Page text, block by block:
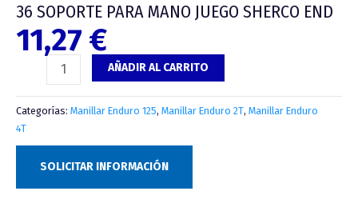
36 SOPORTE PARA MANO JUEGO SHERCO END
11,27 €
AÑADIR AL CARRITO
Categorías: Manillar Enduro 125, Manillar Enduro 2T, Manillar Enduro
4T
SOLICITAR INFORMACIÓN